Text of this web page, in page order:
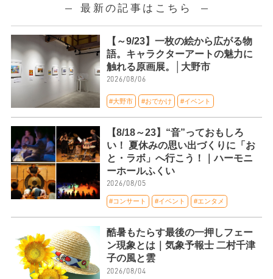
最新の記事はこちら
【～9/23】一枚の絵から広がる物
語。キャラクターアートの魅力に
触れる原画展。│大野市
2026/08/06
#大野市 #おでかけ #イベント
【8/18～23】“音”っておもしろ
い！ 夏休みの思い出づくりに「お
と・ラボ」へ行こう！｜ハーモニ
ーホールふくい
2026/08/05
#コンサート #イベント #エンタメ
酷暑もたらす最後の一押しフェー
ン現象とは｜気象予報士 二村千津
子の風と雲
2026/08/04